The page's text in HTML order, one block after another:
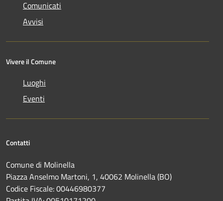
Comunicati
Avvisi
Vivere il Comune
Luoghi
Eventi
Contatti
Comune di Molinella
Piazza Anselmo Martoni, 1, 40062 Molinella (BO)
Codice Fiscale: 00446980377